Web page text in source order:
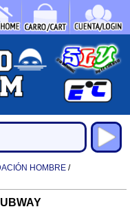
HOMBRE /